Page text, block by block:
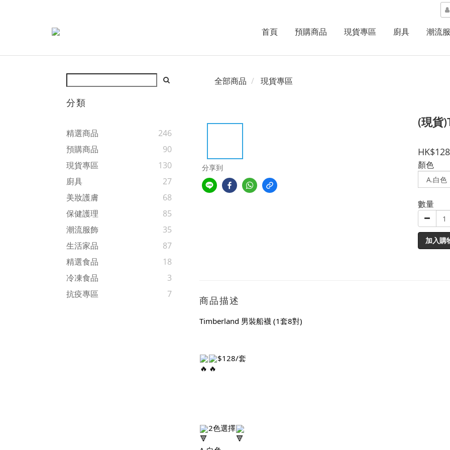
首頁 預購商品 現貨專區 廚具 潮流
分類
精選商品
246
預購商品
90
現貨專區
130
廚具
27
美妝護膚
68
保健護理
85
潮流服飾
35
生活家品
87
精選食品
18
冷凍食品
3
抗疫專區
7
全部商品 現貨專區
分享到
(現貨
顏色
數量
加入購
商品描述
Timberland 男裝船襪 (1套8對)
$128/套
2色選擇